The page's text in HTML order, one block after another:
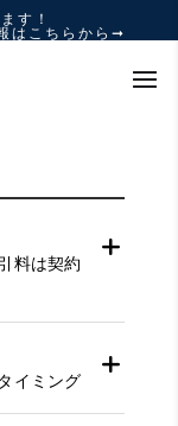
す！
はこちらから➞
料は契約
イミング